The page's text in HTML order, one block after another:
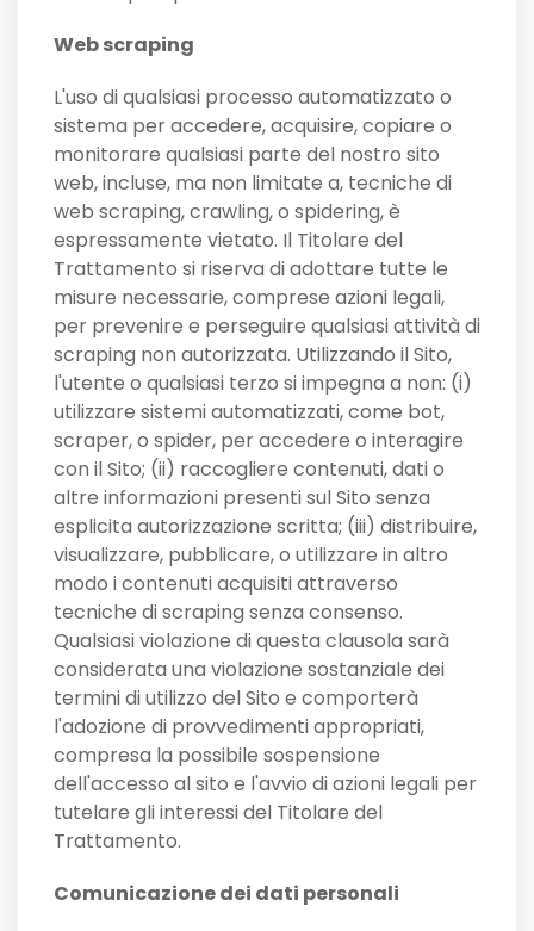
Web scraping
L'uso di qualsiasi processo automatizzato o
sistema per accedere, acquisire, copiare o
monitorare qualsiasi parte del nostro sito
web, incluse, ma non limitate a, tecniche di
web scraping, crawling, o spidering, è
espressamente vietato. Il Titolare del
Trattamento si riserva di adottare tutte le
misure necessarie, comprese azioni legali,
per prevenire e perseguire qualsiasi attività di
scraping non autorizzata. Utilizzando il Sito,
l'utente o qualsiasi terzo si impegna a non: (i)
utilizzare sistemi automatizzati, come bot,
scraper, o spider, per accedere o interagire
con il Sito; (ii) raccogliere contenuti, dati o
altre informazioni presenti sul Sito senza
esplicita autorizzazione scritta; (iii) distribuire,
visualizzare, pubblicare, o utilizzare in altro
modo i contenuti acquisiti attraverso
tecniche di scraping senza consenso.
Qualsiasi violazione di questa clausola sarà
considerata una violazione sostanziale dei
termini di utilizzo del Sito e comporterà
l'adozione di provvedimenti appropriati,
compresa la possibile sospensione
dell'accesso al sito e l'avvio di azioni legali per
tutelare gli interessi del Titolare del
Trattamento.
Comunicazione dei dati personali